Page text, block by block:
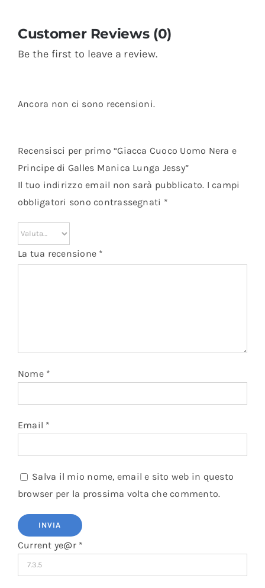
Customer Reviews (0)
Be the first to leave a review.
Ancora non ci sono recensioni.
Recensisci per primo “Giacca Cuoco Uomo Nera e
Principe di Galles Manica Lunga Jessy”
Il tuo indirizzo email non sarà pubblicato. I campi
obbligatori sono contrassegnati *
La tua recensione *
Nome *
Email *
Salva il mio nome, email e sito web in questo
browser per la prossima volta che commento.
Current ye@r *